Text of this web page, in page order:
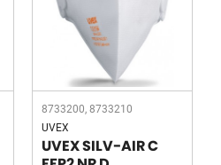
8733200, 8733210
UVEX
UVEX SILV-AIR C